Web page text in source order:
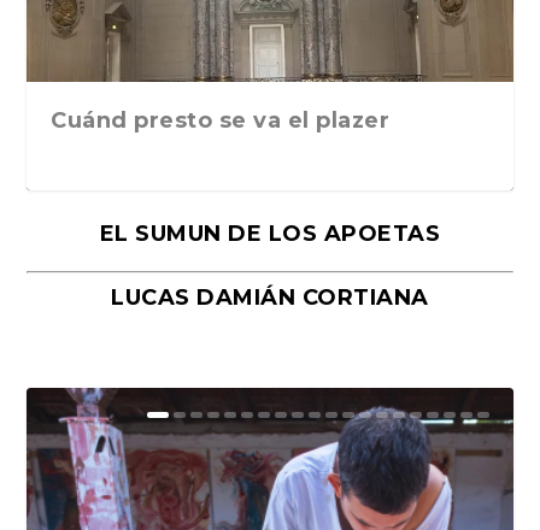
Cuánd presto se va el plazer
Moral, de Lyra Ekström Lindbäck.
Revolución, de Hugo Gonçalves.
«La música ha sido el gran amor de
«El barman del Ritz», de Philippe
Mañanas de editorial, noches de
EL SUMUN DE LOS APOETAS
LUCAS DAMIÁN CORTIANA